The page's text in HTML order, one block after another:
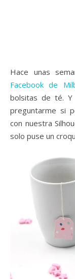
Hace unas
Facebook de
bolsitas de té.
preguntarme si
con nuestra
solo puse un